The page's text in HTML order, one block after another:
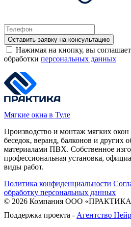
Оставить заявку на консультацию
Нажимая на кнопку, вы
обработки персональных данных
Мягкие окна в Туле
Производство и монтаж мягких
беседок, веранд, балконов и других
материалами ПВХ. Собственное
профессиональная установка,
виды работ.
Политика конфиденциальности
обработку персональных данных
© 2026 Компания ООО
Поддержка проекта - Агентство